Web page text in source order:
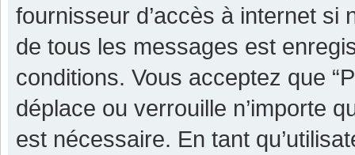
fournisseur d’accès à internet si
de tous les messages est
conditions. Vous acceptez que
déplace ou verrouille n’importe
est nécessaire. En tant